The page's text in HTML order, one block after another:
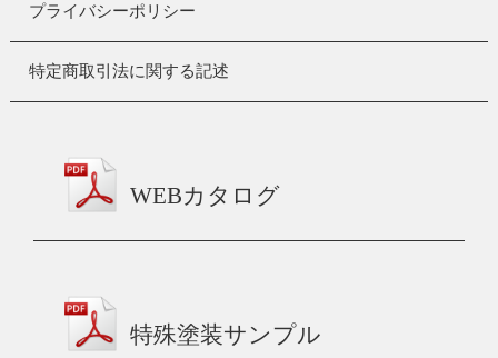
プライバシーポリシー
特定商取引法に関する記述
WEBカタログ
特殊塗装サンプル